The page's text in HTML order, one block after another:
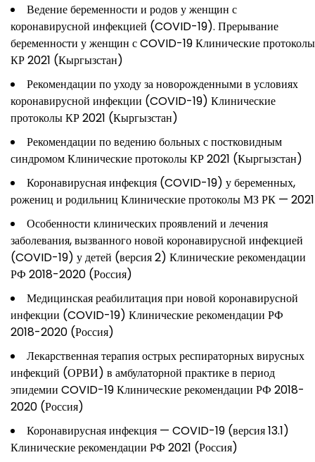
Ведение беременности и родов у женщин с
коронавирусной инфекцией (COVID-19). Прерывание
беременности у женщин с COVID-19 Клинические протоколы
КР 2021 (Кыргызстан)
Рекомендации по уходу за новорожденными в условиях
коронавирусной инфекции (COVID-19) Клинические
протоколы КР 2021 (Кыргызстан)
Рекомендации по ведению больных с постковидным
синдромом Клинические протоколы КР 2021 (Кыргызстан)
Коронавирусная инфекция (COVID-19) у беременных,
рожениц и родильниц Клинические протоколы МЗ РК — 2021
Особенности клинических проявлений и лечения
заболевания, вызванного новой коронавирусной инфекцией
(COVID-19) у детей (версия 2) Клинические рекомендации
РФ 2018-2020 (Россия)
Медицинская реабилитация при новой коронавирусной
инфекции (COVID-19) Клинические рекомендации РФ
2018-2020 (Россия)
Лекарственная терапия острых респираторных вирусных
инфекций (ОРВИ) в амбулаторной практике в период
эпидемии COVID-19 Клинические рекомендации РФ 2018-
2020 (Россия)
Коронавирусная инфекция — COVID-19 (версия 13.1)
Клинические рекомендации РФ 2021 (Россия)